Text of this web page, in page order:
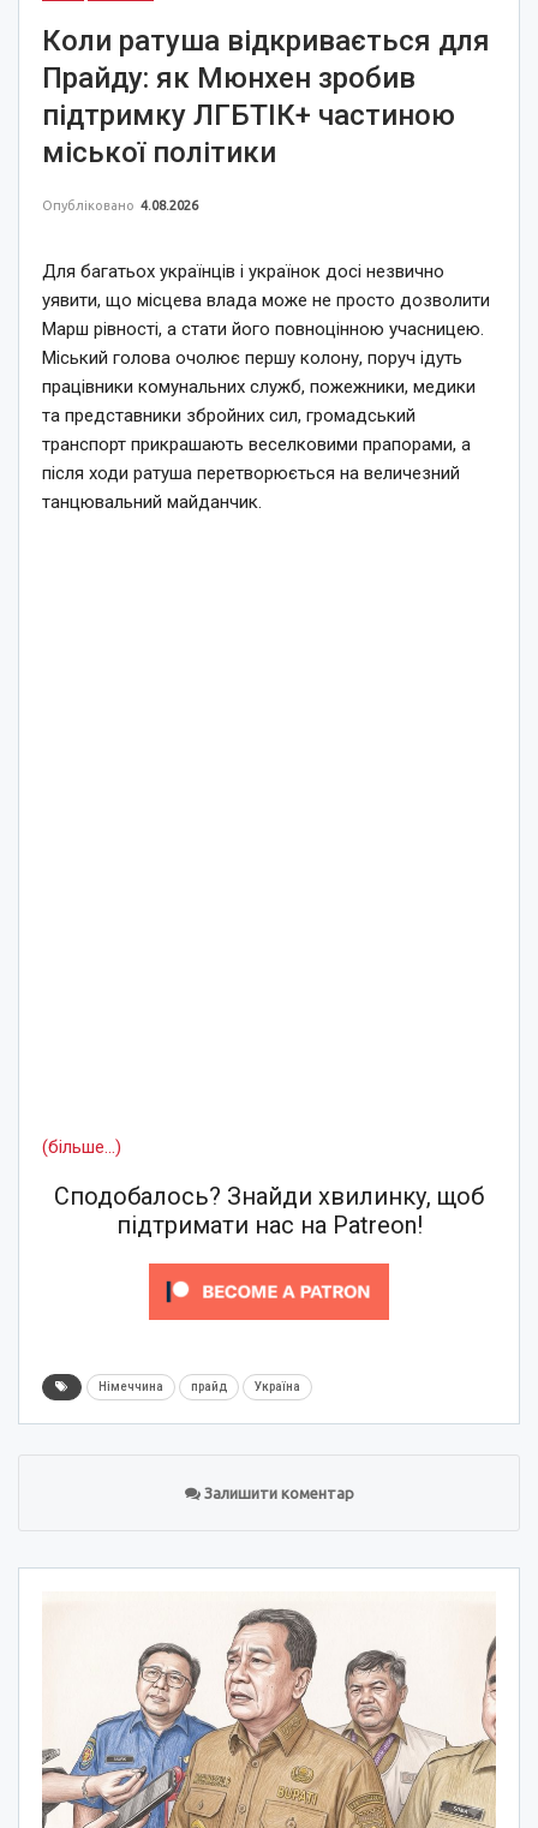
Коли ратуша відкривається для
Прайду: як Мюнхен зробив
підтримку ЛГБТІК+ частиною
міської політики
Опубліковано 4.08.2026
Для багатьох українців і українок досі незвично
уявити, що місцева влада може не просто дозволити
Марш рівності, а стати його повноцінною учасницею.
Міський голова очолює першу колону, поруч ідуть
працівники комунальних служб, пожежники, медики
та представники збройних сил, громадський
транспорт прикрашають веселковими прапорами, а
після ходи ратуша перетворюється на величезний
танцювальний майданчик.
(більше…)
Сподобалось? Знайди хвилинку, щоб
підтримати нас на Patreon!
Німеччина прайд Україна
Залишити коментар